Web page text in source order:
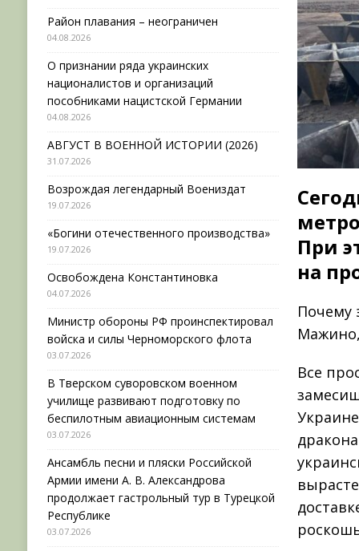
При
на
Почему
Все
Район плавания – неограничен
04.08.2026
О признании ряда украинских
националистов и организаций
пособниками нацистской Германии
04.08.2026
АВГУСТ В ВОЕННОЙ ИСТОРИИ (2026)
31.07.2026
Возрождая легендарный Воениздат
19.07.2026
«Богини отечественного производства»
19.07.2026
Освобождена Константиновка
04.07.2026
Министр обороны РФ проинспектировал
войска и силы Черноморского флота
03.07.2026
В Тверском суворовском военном
училище развивают подготовку по
беспилотным авиационным системам
03.07.2026
Ансамбль песни и пляски Российской
Армии имени А. В. Александрова
продолжает гастрольный тур в Турецкой
Республике
03.07.2026